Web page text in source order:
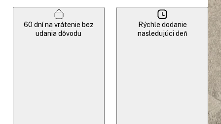
60 dní na vrátenie bez
udania dôvodu
Rýchle dodanie
nasledujúci deň